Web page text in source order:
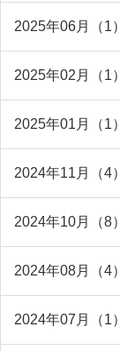
2025年06月（1）
2025年02月（1）
2025年01月（1）
2024年11月（4）
2024年10月（8）
2024年08月（4）
2024年07月（1）